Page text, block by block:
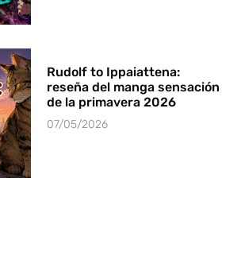
Rudolf to Ippaiattena:
reseña del manga sensación
de la primavera 2026
07/05/2026